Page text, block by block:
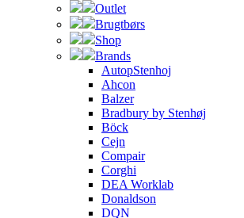
Outlet
Brugtbørs
Shop
Brands
AutopStenhoj
Ahcon
Balzer
Bradbury by Stenhøj
Böck
Cejn
Compair
Corghi
DEA Worklab
Donaldson
DQN